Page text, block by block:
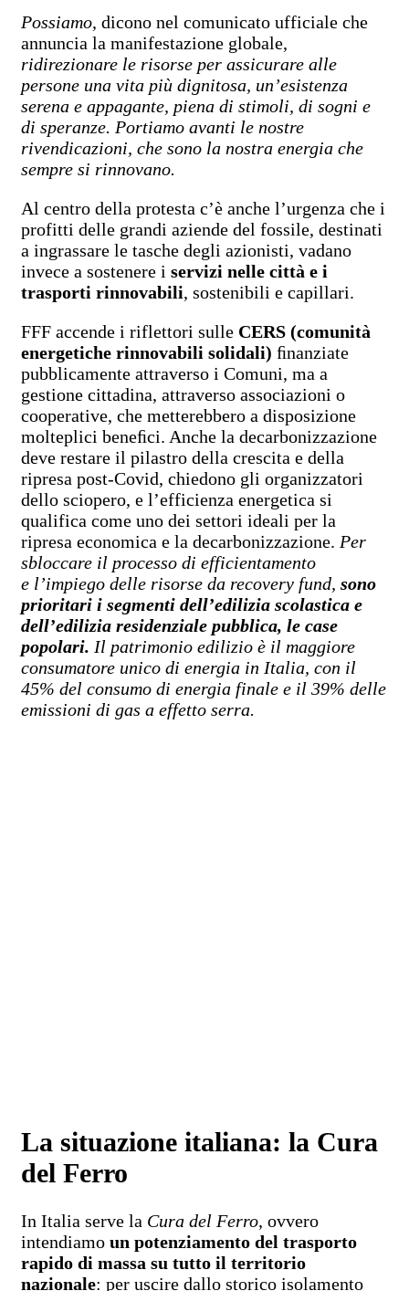
Possiamo, dicono nel comunicato ufficiale che
annuncia la manifestazione globale,
ridirezionare le risorse per assicurare alle
persone una vita più dignitosa, un’esistenza
serena e appagante, piena di stimoli, di sogni e
di speranze. Portiamo avanti le nostre
rivendicazioni, che sono la nostra energia che
sempre si rinnovano.
Al centro della protesta c’è anche l’urgenza che i
profitti delle grandi aziende del fossile, destinati
a ingrassare le tasche degli azionisti, vadano
invece a sostenere i servizi nelle città e i
trasporti rinnovabili, sostenibili e capillari.
FFF accende i riflettori sulle CERS (comunità
energetiche rinnovabili solidali) ﬁnanziate
pubblicamente attraverso i Comuni, ma a
gestione cittadina, attraverso associazioni o
cooperative, che metterebbero a disposizione
molteplici beneﬁci. Anche la decarbonizzazione
deve restare il pilastro della crescita e della
ripresa post-Covid, chiedono gli organizzatori
dello sciopero, e l’efficienza energetica si
qualifica come uno dei settori ideali per la
ripresa economica e la decarbonizzazione. Per
sbloccare il processo di efficientamento
e l’impiego delle risorse da recovery fund, sono
prioritari i segmenti dell’edilizia scolastica e
dell’edilizia residenziale pubblica, le case
popolari. Il patrimonio edilizio è il maggiore
consumatore unico di energia in Italia, con il
45% del consumo di energia finale e il 39% delle
emissioni di gas a effetto serra.
La situazione italiana: la Cura
del Ferro
In Italia serve la Cura del Ferro, ovvero
intendiamo un potenziamento del trasporto
rapido di massa su tutto il territorio
nazionale: per uscire dallo storico isolamento